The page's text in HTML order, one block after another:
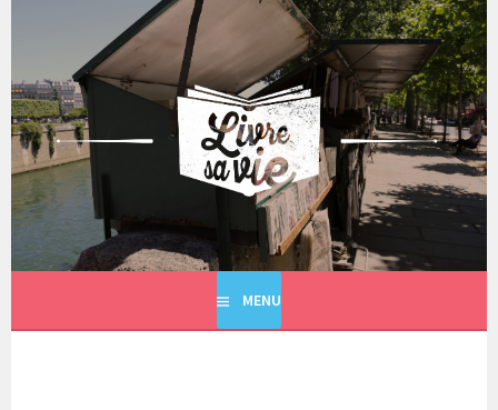
principal
LIVRE SA VIE
MENU